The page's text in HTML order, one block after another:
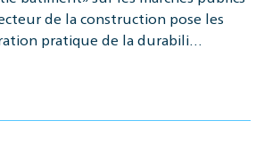
de la construction pose les
pratique de la durabili…